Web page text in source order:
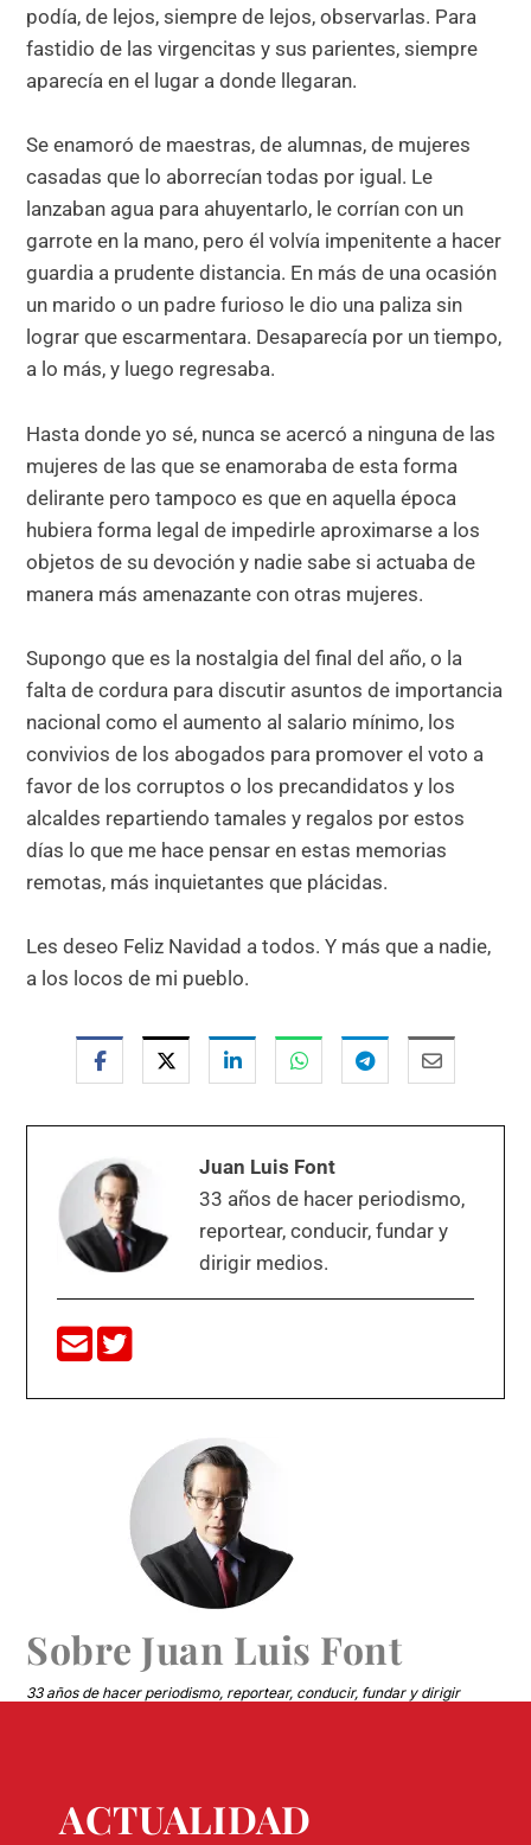
podía, de lejos, siempre de lejos, observarlas. Para
fastidio de las virgencitas y sus parientes, siempre
aparecía en el lugar a donde llegaran.
Se enamoró de maestras, de alumnas, de mujeres
casadas que lo aborrecían todas por igual. Le
lanzaban agua para ahuyentarlo, le corrían con un
garrote en la mano, pero él volvía impenitente a hacer
guardia a prudente distancia. En más de una ocasión
un marido o un padre furioso le dio una paliza sin
lograr que escarmentara. Desaparecía por un tiempo,
a lo más, y luego regresaba.
Hasta donde yo sé, nunca se acercó a ninguna de las
mujeres de las que se enamoraba de esta forma
delirante pero tampoco es que en aquella época
hubiera forma legal de impedirle aproximarse a los
objetos de su devoción y nadie sabe si actuaba de
manera más amenazante con otras mujeres.
Supongo que es la nostalgia del final del año, o la
falta de cordura para discutir asuntos de importancia
nacional como el aumento al salario mínimo, los
convivios de los abogados para promover el voto a
favor de los corruptos o los precandidatos y los
alcaldes repartiendo tamales y regalos por estos
días lo que me hace pensar en estas memorias
remotas, más inquietantes que plácidas.
Les deseo Feliz Navidad a todos. Y más que a nadie,
a los locos de mi pueblo.
Juan Luis Font
33 años de hacer periodismo,
reportear, conducir, fundar y
dirigir medios.
Sobre Juan Luis Font
33 años de hacer periodismo, reportear, conducir, fundar y dirigir
ACTUALIDAD